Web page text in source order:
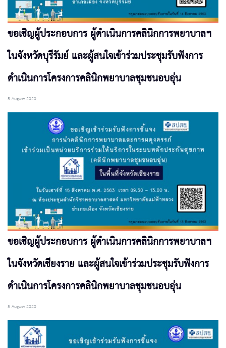
ขอเชิญผู้ประกอบการ ผู้ดำเนินการคลินิกการพยาบาลฯ
ในจังหวัดบุรีรัมย์ และผู้สนใจเข้าร่วมประชุมรับฟังการ
ดำเนินการโครงการคลินิกพยาบาลชุมชนอบอุ่น
5 August 2020
ขอเชิญผู้ประกอบการ ผู้ดำเนินการคลินิกการพยาบาลฯ
ในจังหวัดเชียงราย และผู้สนใจเข้าร่วมประชุมรับฟังการ
ดำเนินการโครงการคลินิกพยาบาลชุมชนอบอุ่น
5 August 2020